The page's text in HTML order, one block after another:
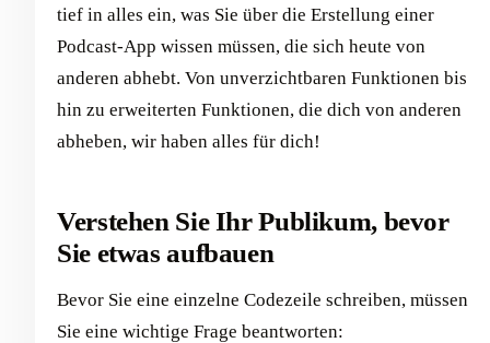
tief in alles ein, was Sie über die Erstellung einer
Podcast-App wissen müssen, die sich heute von
anderen abhebt. Von unverzichtbaren Funktionen bis
hin zu erweiterten Funktionen, die dich von anderen
abheben, wir haben alles für dich!
Verstehen Sie Ihr Publikum, bevor
Sie etwas aufbauen
Bevor Sie eine einzelne Codezeile schreiben, müssen
Sie eine wichtige Frage beantworten: